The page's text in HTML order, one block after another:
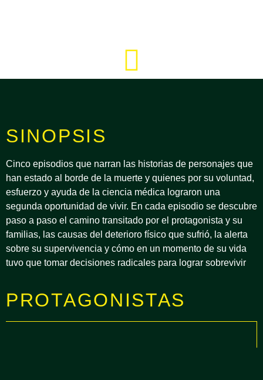
SINOPSIS
Cinco episodios que narran las historias de personajes que
han estado al borde de la muerte y quienes por su voluntad,
esfuerzo y ayuda de la ciencia médica lograron una
segunda oportunidad de vivir. En cada episodio se descubre
paso a paso el camino transitado por el protagonista y su
familias, las causas del deterioro físico que sufrió, la alerta
sobre su supervivencia y cómo en un momento de su vida
tuvo que tomar decisiones radicales para lograr sobrevivir
PROTAGONISTAS